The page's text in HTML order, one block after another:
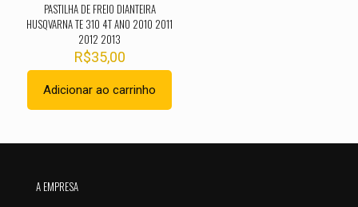
PASTILHA DE FREIO DIANTEIRA
HUSQVARNA TE 310 4T ANO 2010 2011
2012 2013
R$35,00
Adicionar ao carrinho
A EMPRESA